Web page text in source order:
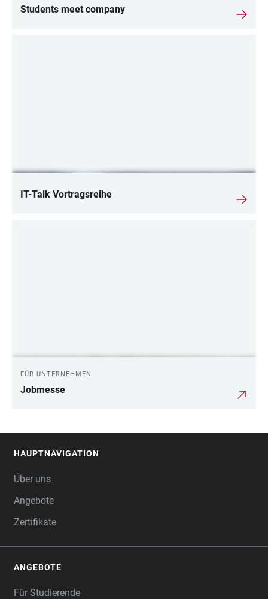
Students meet company
IT-Talk Vortragsreihe
FÜR UNTERNEHMEN
Jobmesse
HAUPTNAVIGATION
Über uns
Angebote
Zertifikate
ANGEBOTE
Für Studierende